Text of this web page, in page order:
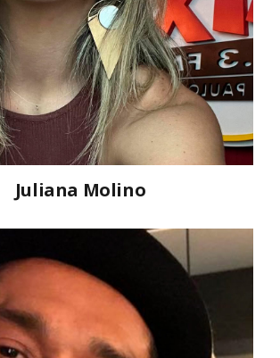
Juliana Molino